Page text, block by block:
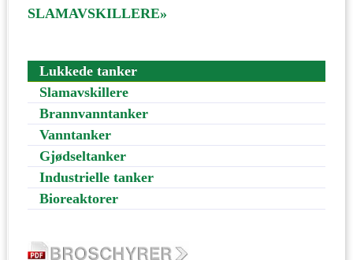
SLAMAVSKILLERE»
Lukkede tanker
Slamavskillere
Brannvanntanker
Vanntanker
Gjødseltanker
Industrielle tanker
Bioreaktorer